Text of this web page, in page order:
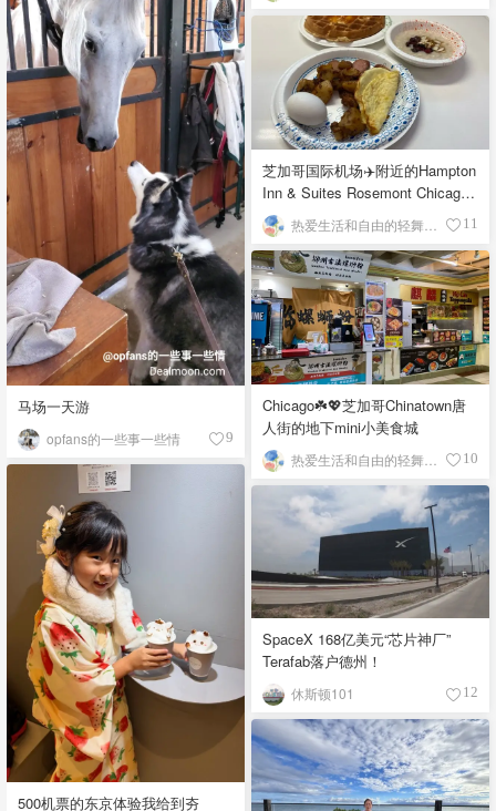
马场一天游
opfans的一些事一些情 9
芝加哥国际机场✈️附近的Hampton
Inn & Suites Rosemont Chicago
O'Hare自助早餐
11
Chicago☘️💖芝加哥Chinatown唐
人街的地下mini小美食城
10
500机票的东京体验我给到夯
SpaceX 168亿美元“芯片神厂”
Terafab落户德州！
休斯顿101 12